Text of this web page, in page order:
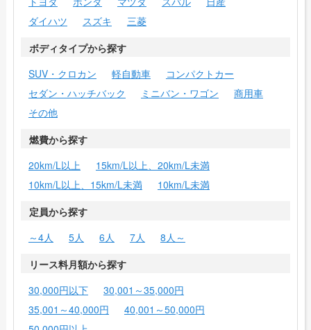
ダイハツ
スズキ
三菱
ボディタイプから探す
SUV・クロカン
軽自動車
コンパクトカー
セダン・ハッチバック
ミニバン・ワゴン
商用車
その他
燃費から探す
20km/L以上
15km/L以上、20km/L未満
10km/L以上、15km/L未満
10km/L未満
定員から探す
～4人
5人 6人 7人
8人～
リース料月額から探す
30,000円以下
30,001～35,000円
35,001～40,000円
40,001～50,000円